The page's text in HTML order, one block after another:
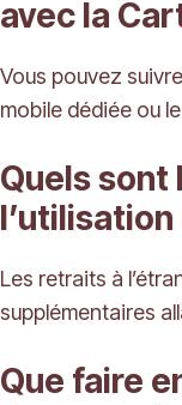
avec la
Vous pouvez
mobile dédiée ou
Quels sont
Les retraits à
supplémentaires
Que faire